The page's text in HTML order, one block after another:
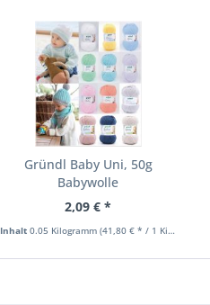
Gründl Baby Uni, 50g
Babywolle
2,09 € *
Inhalt 0.05 Kilogramm (41,80 € * / 1 Kilogramm)